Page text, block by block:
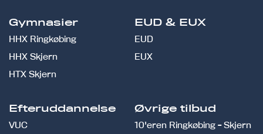
Gymnasier
HHX Ringkøbing
HHX Skjern
HTX Skjern
EUD & EUX
EUD
EUX
Efteruddannelse
VUC
Øvrige tilbud
10'eren Ringkøbing - Skjern